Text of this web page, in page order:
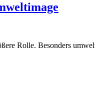
Rolle. Besonders